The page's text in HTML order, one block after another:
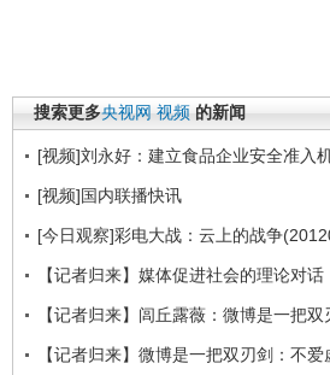
搜索更多央视网 视频 的新闻
[视频]刘永好：建立食品企业安全准入
[视频]国内联播快讯
[今日观察]彩电大战：云上的战争
【记者归来】媒体促进社会的理论对
【记者归来】闾丘露薇：微博是一把双
【记者归来】微博是一把双刃剑：不